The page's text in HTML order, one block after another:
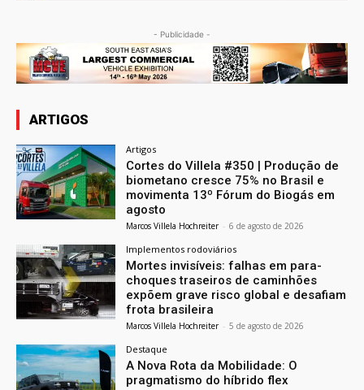
- Publicidade -
ARTIGOS
Artigos
Cortes do Villela #350 | Produção de
biometano cresce 75% no Brasil e
movimenta 13º Fórum do Biogás em
agosto
Marcos Villela Hochreiter - 6 de agosto de 2026
Implementos rodoviários
Mortes invisíveis: falhas em para-
choques traseiros de caminhões
expõem grave risco global e desafiam
frota brasileira
Marcos Villela Hochreiter - 5 de agosto de 2026
Destaque
A Nova Rota da Mobilidade: O
pragmatismo do híbrido flex